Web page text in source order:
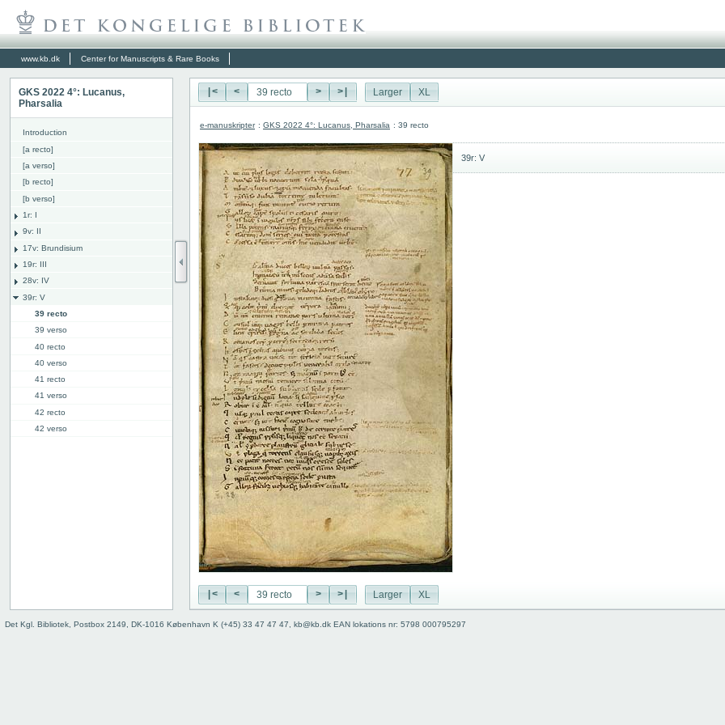
www.kb.dk Center for Manuscripts & Rare Books
GKS 2022 4°: Lucanus,
Pharsalia
Introduction
[a recto]
[a verso]
[b recto]
[b verso]
1r: I
9v: II
17v: Brundisium
19r: III
28v: IV
39r: V
39 recto
39 verso
40 recto
40 verso
41 recto
41 verso
42 recto
42 verso
48 recto
48 verso
|< < > >| Larger XL
e-manuskripter : GKS 2022 4°: Lucanus, Pharsalia : 39 recto
39r: V
|< < > >| Larger XL
Det Kgl. Bibliotek, Postbox 2149, DK-1016 København K (+45) 33 47 47 47, kb@kb.dk EAN lokations nr: 5798 000795297